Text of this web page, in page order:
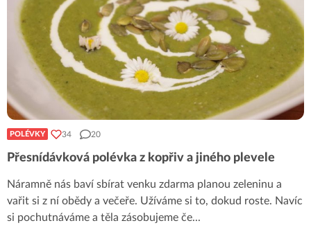
POLÉVKY 34 20
Přesnídávková polévka z kopřiv a jiného plevele
Náramně nás baví sbírat venku zdarma planou zeleninu a
vařit si z ní obědy a večeře. Užíváme si to, dokud roste. Navíc
si pochutnáváme a těla zásobujeme če...